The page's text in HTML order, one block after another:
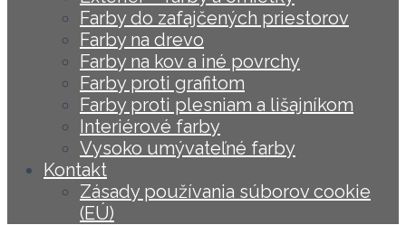
Farby do zafajčených priestorov
Farby na drevo
Farby na kov a iné povrchy
Farby proti grafitom
Farby proti plesniam a lišajníkom
Interiérové farby
Vysoko umývateľné farby
Kontakt
Zásady používania súborov cookie
(EÚ)